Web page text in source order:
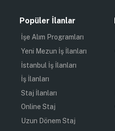
Popüler İlanlar
İşe Alım Programları
Yeni Mezun İş İlanları
İstanbul İş İlanları
İş İlanları
Staj İlanları
Online Staj
Uzun Dönem Staj